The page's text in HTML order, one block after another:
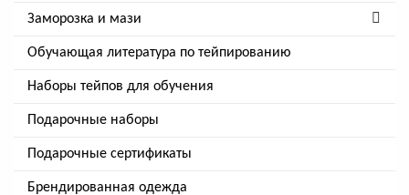
Заморозка и мази
Обучающая литература по тейпированию
Наборы тейпов для обучения
Подарочные наборы
Подарочные сертификаты
Брендированная одежда